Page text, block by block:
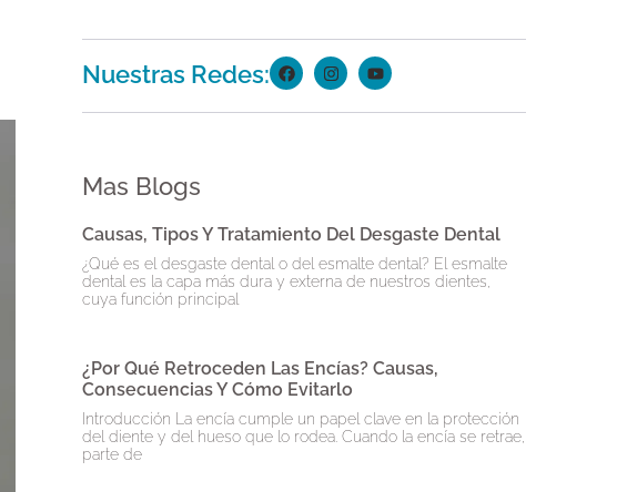
Nuestras Redes:
Mas Blogs
Causas, Tipos Y Tratamiento Del Desgaste Dental
¿Qué es el desgaste dental o del esmalte dental? El esmalte
dental es la capa más dura y externa de nuestros dientes,
cuya función principal
¿Por Qué Retroceden Las Encías? Causas,
Consecuencias Y Cómo Evitarlo
Introducción La encía cumple un papel clave en la protección
del diente y del hueso que lo rodea. Cuando la encía se retrae,
parte de